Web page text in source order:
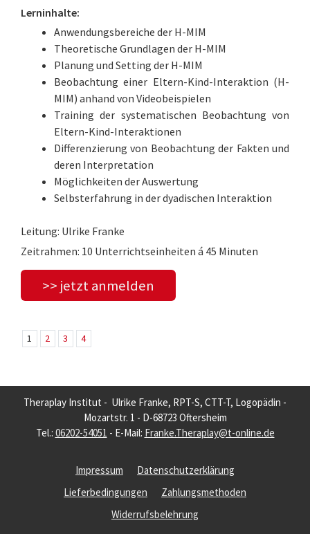
Lerninhalte:
Anwendungsbereiche der H-MIM
Theoretische Grundlagen der H-MIM
Planung und Setting der H-MIM
Beobachtung einer Eltern-Kind-Interaktion (H-
MIM) anhand von Videobeispielen
Training der systematischen Beobachtung von
Eltern-Kind-Interaktionen
Differenzierung von Beobachtung der Fakten und
deren Interpretation
Möglichkeiten der Auswertung
Selbsterfahrung in der dyadischen Interaktion
Leitung: Ulrike Franke
Zeitrahmen: 10 Unterrichtseinheiten á 45 Minuten
>> jetzt anmelden
1 2 3 4
Theraplay Institut - Ulrike Franke, RPT-S, CTT-T, Logopädin -
Mozartstr. 1 - D-68723 Oftersheim
Tel.: 06202-54051 - E-Mail: Franke.Theraplay@t-online.de
Impressum
Datenschutzerklärung
Lieferbedingungen
Zahlungsmethoden
Widerrufsbelehrung